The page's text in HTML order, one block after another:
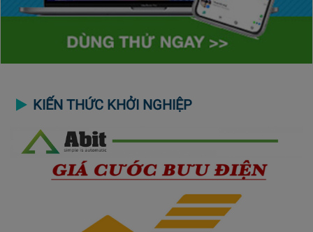
KIẾN THỨC KHỞI NGHIỆP